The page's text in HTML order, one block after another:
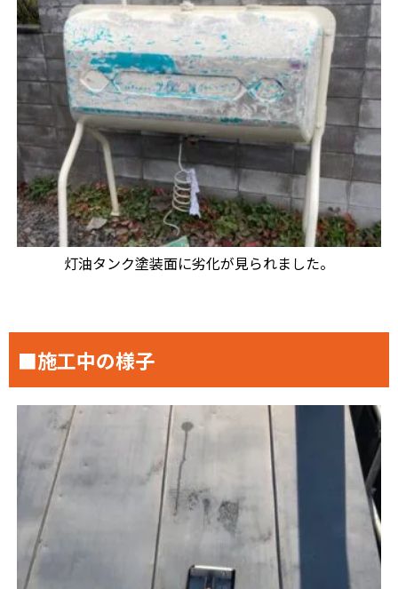
灯油タンク塗装面に劣化が見られました。
■施工中の様子